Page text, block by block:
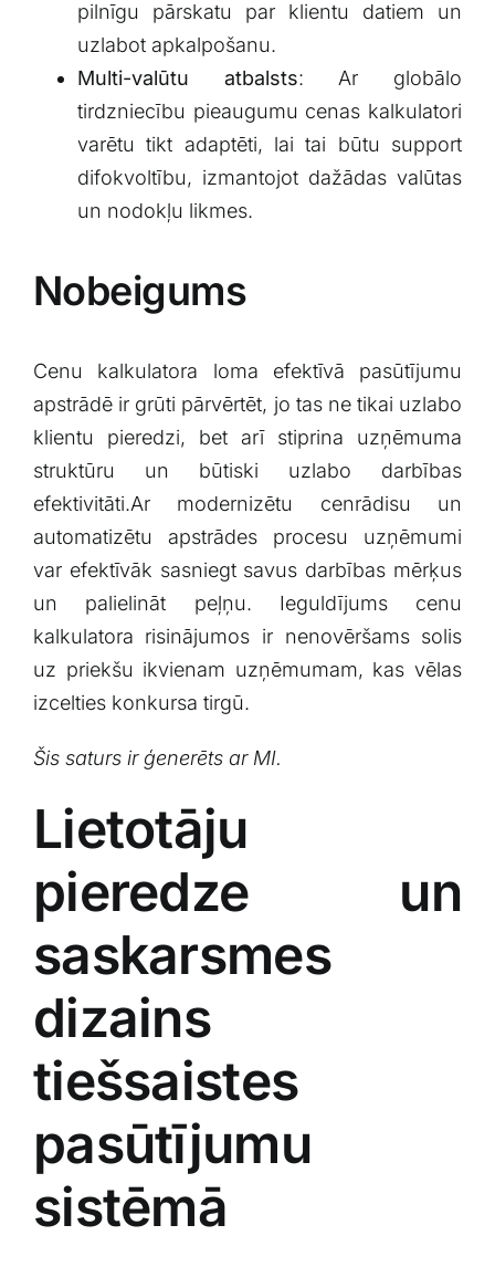
pilnīgu pārskatu par klientu datiem un
uzlabot apkalpošanu.
Multi-valūtu atbalsts: Ar globālo
tirdzniecību pieaugumu cenas⁣ kalkulatori
varētu tikt adaptēti, lai tai būtu support
difokvoltību, izmantojot dažādas ‌valūtas⁤
un nodokļu likmes.
Nobeigums
Cenu kalkulatora loma efektīvā pasūtījumu
apstrādē ir grūti pārvērtēt, jo tas ne tikai uzlabo
klientu pieredzi, bet arī stiprina uzņēmuma
struktūru un būtiski uzlabo darbības
efektivitāti.Ar modernizētu cenrādisu un
automatizētu apstrādes procesu uzņēmumi
var efektīvāk​ sasniegt savus darbības mērķus
un⁤ palielināt peļņu. Ieguldījums cenu
‌kalkulatora risinājumos ir​ nenovēršams solis
⁤uz priekšu ikvienam uzņēmumam, kas vēlas
izcelties konkursa tirgū.
Šis saturs ir ģenerēts ar MI.
Lietotāju
pieredze un
saskarsmes
dizains
tiešsaistes
pasūtījumu
sistēmā